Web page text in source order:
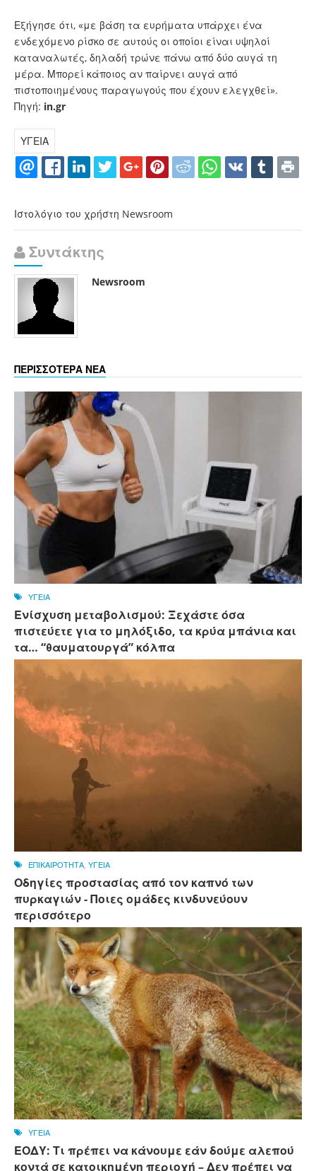
Εξήγησε ότι, «με βάση τα ευρήματα υπάρχει ένα
ενδεχόμενο ρίσκο σε αυτούς οι οποίοι είναι υψηλοί
καταναλωτές, δηλαδή τρώνε πάνω από δύο αυγά τη
μέρα. Μπορεί κάποιος αν παίρνει αυγά από
πιστοποιημένους παραγωγούς που έχουν ελεγχθεί».
Πηγή: in.gr
ΥΓΕΙΑ
Ιστολόγιο του χρήστη Newsroom
Συντάκτης
Newsroom
ΠΕΡΙΣΣΟΤΕΡΑ ΝΕΑ
ΥΓΕΙΑ
Ενίσχυση μεταβολισμού: Ξεχάστε όσα
πιστεύετε για το μηλόξιδο, τα κρύα μπάνια και
τα… “θαυματουργά” κόλπα
ΕΠΙΚΑΙΡΟΤΗΤΑ, ΥΓΕΙΑ
Οδηγίες προστασίας από τον καπνό των
πυρκαγιών - Ποιες ομάδες κινδυνεύουν
περισσότερο
ΥΓΕΙΑ
ΕΟΔΥ: Τι πρέπει να κάνουμε εάν δούμε αλεπού
κοντά σε κατοικημένη περιοχή – Δεν πρέπει να